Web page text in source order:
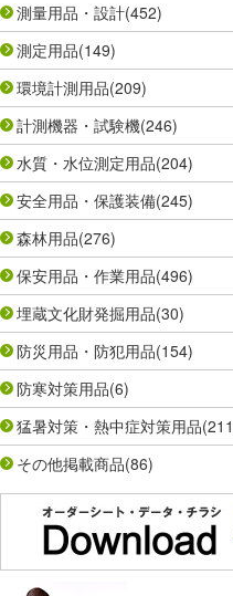
測量用品・設計(452)
測定用品(149)
環境計測用品(209)
計測機器・試験機(246)
水質・水位測定用品(204)
安全用品・保護装備(245)
森林用品(276)
保安用品・作業用品(496)
埋蔵文化財発掘用品(30)
防災用品・防犯用品(154)
防寒対策用品(6)
猛暑対策・熱中症対策用品
その他掲載商品(86)